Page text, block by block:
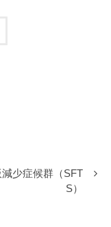
少症候群（SFT
S）